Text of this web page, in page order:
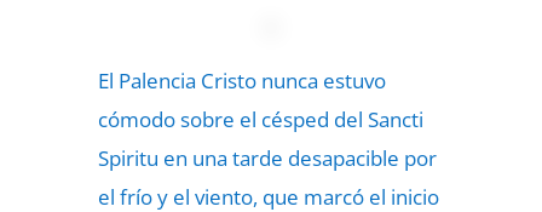
El Palencia Cristo nunca estuvo
cómodo sobre el césped del Sancti
Spiritu en una tarde desapacible por
el frío y el viento, que marcó el inicio